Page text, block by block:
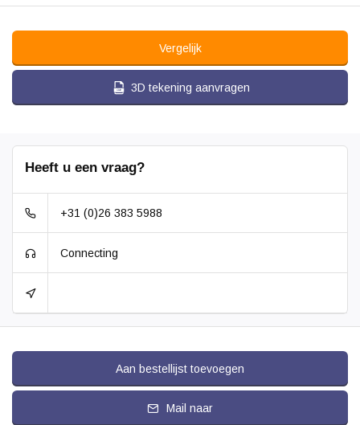
Vergelijk
3D tekening aanvragen
Heeft u een vraag?
+31 (0)26 383 5988
Connecting
Aan bestellijst toevoegen
Mail naar